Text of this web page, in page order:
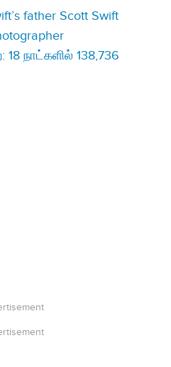
father Scott Swift
18 நாட்களில் 138,736